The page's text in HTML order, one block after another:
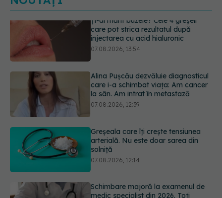
Alina Pușcău dezvăluie diagnosticul
care i-a schimbat viața: Am cancer
la sân. Am intrat în metastază
Greșeala care îți crește tensiunea
arterială. Nu este doar sarea din
solniță
Schimbare majoră la examenul de
medic specialist din 2026. Toți
candidații vor avea aceleași
07.08.2026, 11:52